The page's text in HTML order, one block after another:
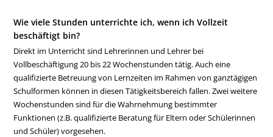
Wie viele Stunden unterrichte ich, wenn ich Vollzeit
beschäftigt bin?
Direkt im Unterricht sind Lehrerinnen und Lehrer bei
Vollbeschäftigung 20 bis 22 Wochenstunden tätig. Auch eine
qualifizierte Betreuung von Lernzeiten im Rahmen von ganztägigen
Schulformen können in diesen Tätigkeitsbereich fallen. Zwei weitere
Wochenstunden sind für die Wahrnehmung bestimmter
Funktionen (z.B. qualifizierte Beratung für Eltern oder Schülerinnen
und Schüler) vorgesehen.